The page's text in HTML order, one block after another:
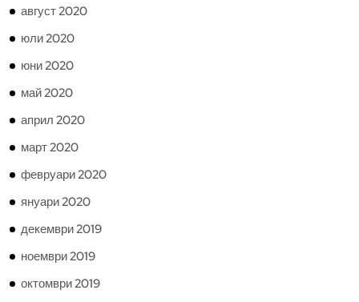
август 2020
юли 2020
юни 2020
май 2020
април 2020
март 2020
февруари 2020
януари 2020
декември 2019
ноември 2019
октомври 2019